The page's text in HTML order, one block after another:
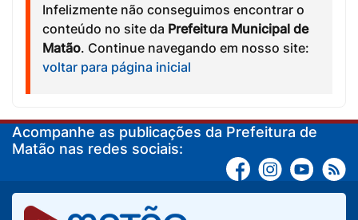
Infelizmente não conseguimos encontrar o
conteúdo no site da Prefeitura Municipal de
Matão. Continue navegando em nosso site:
voltar para página inicial
Acompanhe as publicações da Prefeitura de
Matão nas redes sociais: